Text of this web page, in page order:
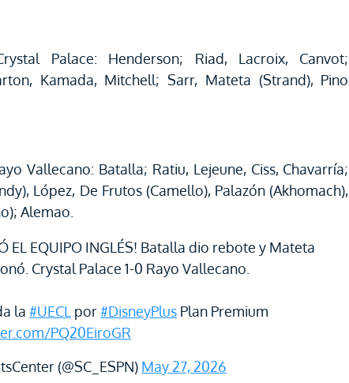
Palace: Henderson; Riad, Lacroix, Canvot;
Kamada, Mitchell; Sarr, Mateta (Strand), Pino
Vallecano: Batalla; Ratiu, Lejeune, Ciss, Chavarría;
López, De Frutos (Camello), Palazón (Akhomach),
Alemao.
EL EQUIPO INGLÉS! Batalla dio rebote y Mateta
Crystal Palace 1-0 Rayo Vallecano.
la #UECL por#DisneyPlus Plan Premium
PQ20EiroGR
(@SC_ESPN) May 27, 2026